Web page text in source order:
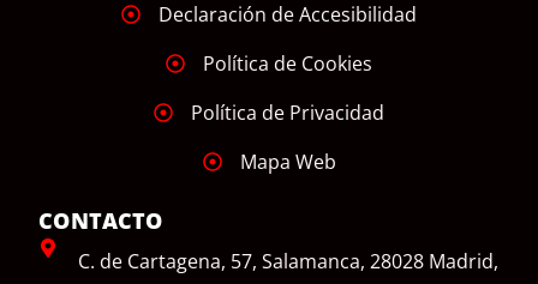
Declaración de Accesibilidad
Política de Cookies
Política de Privacidad
Mapa Web
CONTACTO
C. de Cartagena, 57, Salamanca, 28028 Madrid,